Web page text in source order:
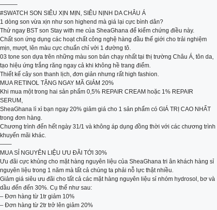
———
#SWATCH SON SIÊU XỊN MỊN, SIÊU NỊNH DA CHÂU Á
1 dòng son vừa xịn như son highend mà giá lại cực bình dân?
Thử ngay BST son Stay with me của SheaGhana để kiểm chứng điều này.
Chất son ứng dụng các hoạt chất công nghệ hàng đầu thế giới cho trải nghiệm
mịn, mượt, lên màu cực chuẩn chỉ với 1 đường tô.
03 tone son dựa trên những màu son bán chạy nhất tại thị trường Châu Á, tôn da,
tạo hiệu ứng trắng răng ngay cả khi không hề trang điểm.
Thiết kế cây son thanh lịch, đơn giản nhưng rất high fashion.
MUA RETINOL TẶNG NGAY MÃ GIẢM 20%
Khi mua một trong hai sản phẩm 0,5% REPAIR CREAM hoặc 1% REPAIR
SERUM,
SheaGhana lì xì bạn ngay 20% giảm giá cho 1 sản phẩm có GIÁ TRỊ CAO NHẤT
trong đơn hàng.
Chương trình đến hết ngày 31/1 và không áp dụng đồng thời với các chương trình
khuyến mãi khác.
——
MUA SỈ NGUYÊN LIỆU ƯU ĐÃI TỚI 30%
Ưu đãi cực khủng cho mặt hàng nguyên liệu của SheaGhana tri ân khách hàng sỉ
nguyên liệu trong 1 năm mà tất cả chúng ta phải nỗ lực thật nhiều.
Giảm giá siêu ưu đãi cho tất cả các mặt hàng nguyên liệu sỉ nhóm hydrosol, bơ và
dầu đến đến 30%. Cụ thể như sau:
– Đơn hàng từ 1tr giảm 10%
– Đơn hàng từ 2tr trở lên giảm 20%